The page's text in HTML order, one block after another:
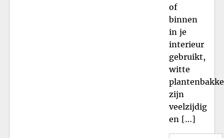
of
binnen
in je
interieur
gebruikt,
witte
zijn
veelzijdig
en […]